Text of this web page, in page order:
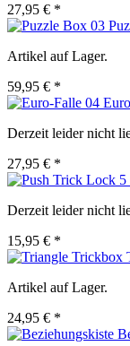
27,95 € *
Artikel auf Lager.
59,95 € *
Derzeit leider nicht
27,95 € *
Derzeit leider nicht
15,95 € *
Artikel auf Lager.
24,95 € *